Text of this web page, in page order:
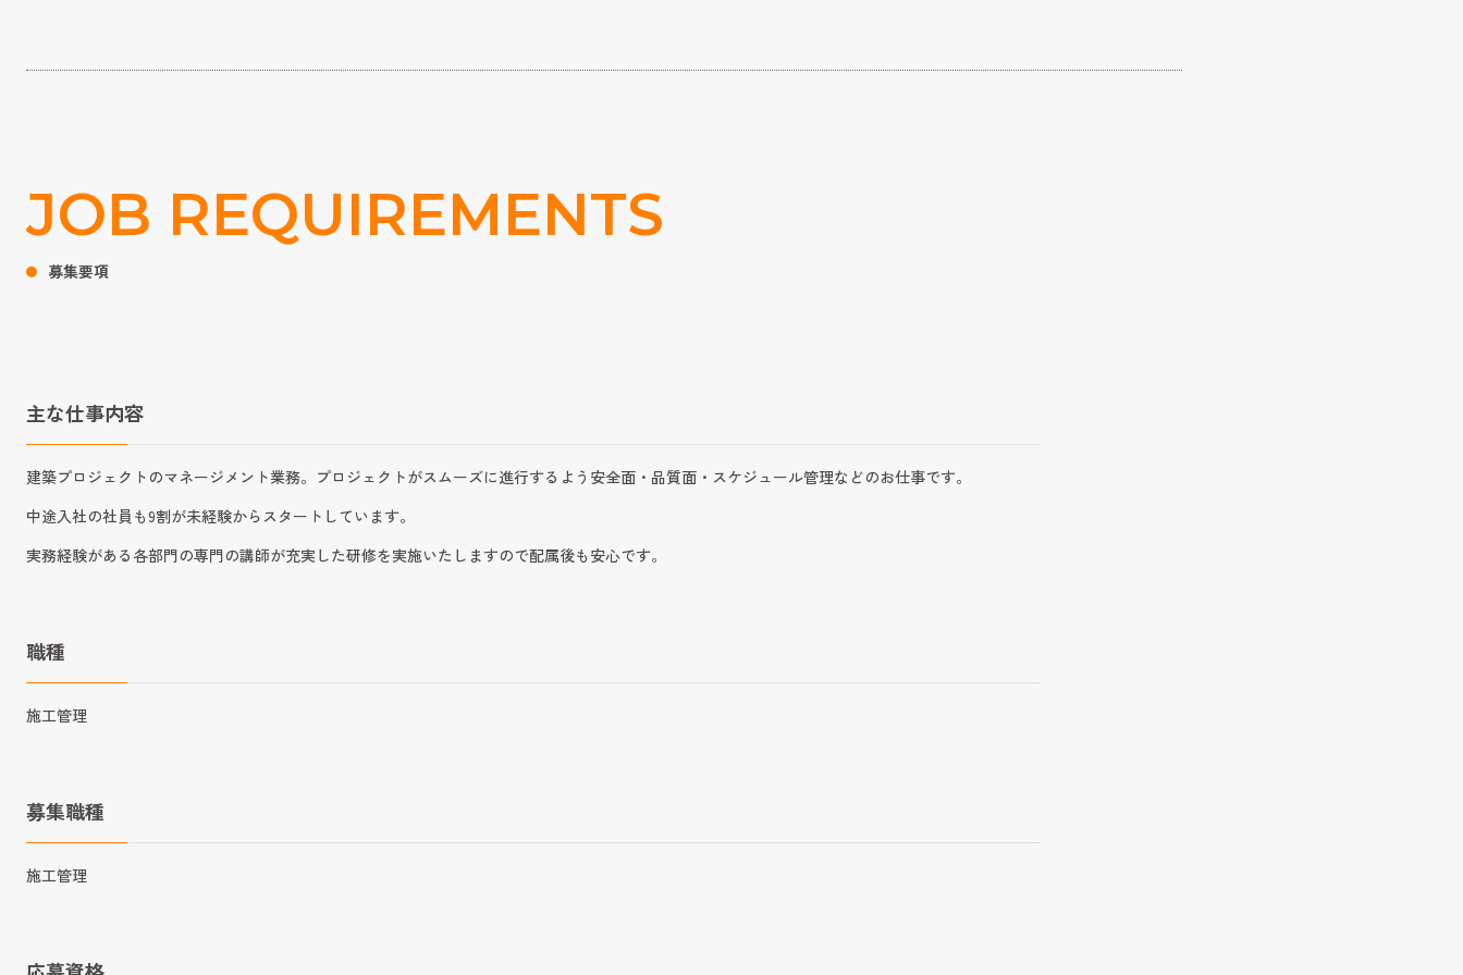
JOB REQUIREMENTS
募集要項
主な仕事内容
建築プロジェクトのマネージメント業務。プロジェクトがスムーズに進行するよう安全面・品質面・スケジュール管理などのお仕事です。
中途入社の社員も9割が未経験からスタートしています。
実務経験がある各部門の専門の講師が充実した研修を実施いたしますので配属後も安心です。
職種
施工管理
募集職種
施工管理